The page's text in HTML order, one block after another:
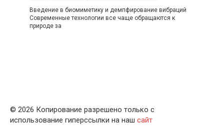
Введение в биомиметику и демпфирование вибраций
Современные технологии все чаще обращаются к
природе за
© 2026 Копирование разрешено только с
использование гиперссылки на наш сайт